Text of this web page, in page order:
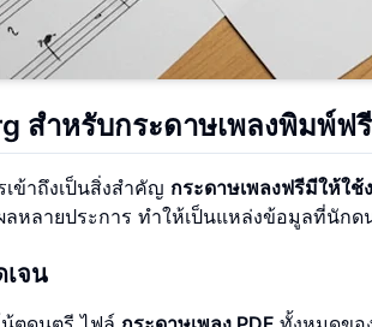
สำหรับกระดาษเพลงพิมพ์ฟ
ข้าถึงเป็นสิ่งสำคัญ กระดาษเพลงฟรีมีให้ใ
ลหลายประการ ทำให้เป็นแหล่งข้อมูลที่นัก
เจน